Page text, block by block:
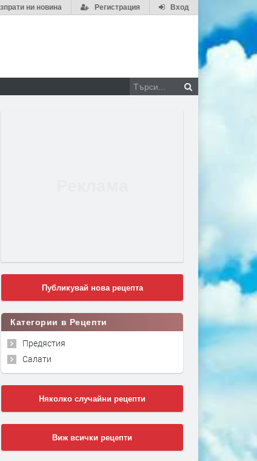
Вход
Регистрация
ни новина
Публикувай нова рецепта
Категории в Рецепти
Предястия
Салати
Няколко случайни рецепти
Виж всички рецепти